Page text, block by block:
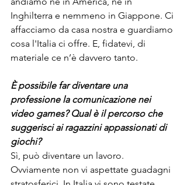
Inghilterra e nemmeno in Giappone. Ci
affacciamo da casa nostra e guardiamo
cosa l'Italia ci offre. E, fidatevi, di
materiale ce n’è davvero tanto.
È possibile far diventare una
professione la comunicazione nei
video games? Qual è il percorso che
suggerisci ai ragazzini appassionati di
giochi?
Sì, può diventare un lavoro.
Ovviamente non vi aspettate guadagni